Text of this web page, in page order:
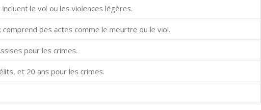
le vol ou les violences légères.
des actes comme le meurtre ou le viol.
pour les crimes.
et 20 ans pour les crimes.